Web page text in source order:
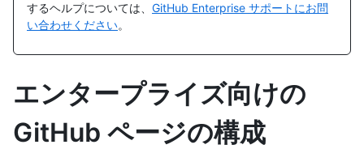
するヘルプについては、 GitHub Enterprise サポートにお問
い合わせください。
エンタープライズ向けの
GitHub ページの構成